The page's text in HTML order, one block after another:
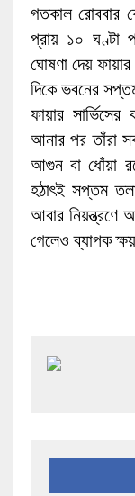
গতকাল রোববার
প্রায় ১০ ঘণ্টা
ঘোষণা দেয়
দিকে ভবনের
ফায়ার
আনার পর তাঁরা
আগুন বা ধোঁয়া
হঠাৎই সপ্তম
আবার
গেলেও ব্যাপক